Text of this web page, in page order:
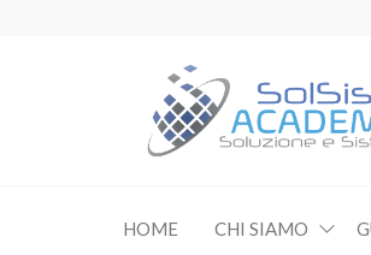
e
HOME CHI SIAMO